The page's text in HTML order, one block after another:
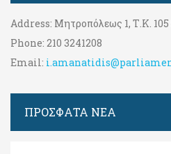
Address: Μητροπόλεως 1, Τ.Κ. 105
Phone: 210 3241208
Email:
ΠΡΟΣΦΑΤΑ ΝΕΑ